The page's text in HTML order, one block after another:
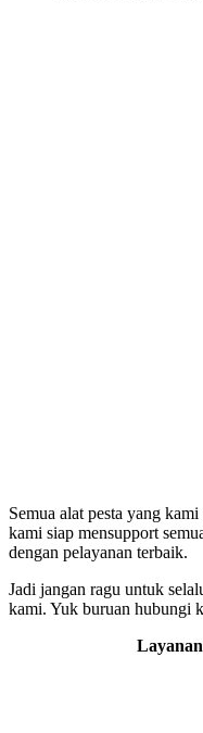
Semua alat pesta yang
kami siap mensupport
dengan pelayanan terbaik.
Jadi jangan ragu untuk
kami. Yuk buruan hubungi